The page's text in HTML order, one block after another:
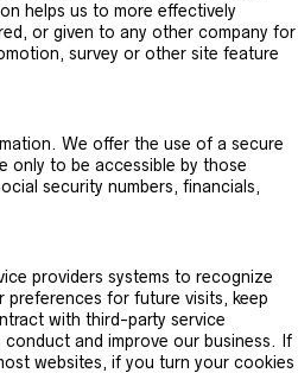
helps us to more effectively
or given to any other company for
survey or other site feature
We offer the use of a secure
only to be accessible by those
security numbers, financials,
providers systems to recognize
preferences for future visits, keep
with third-party service
and improve our business. If
websites, if you turn your cookies